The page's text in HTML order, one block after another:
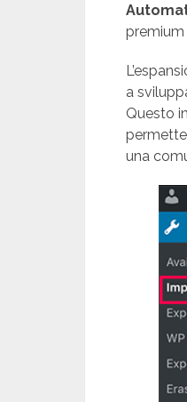
premium
a
Questo
una